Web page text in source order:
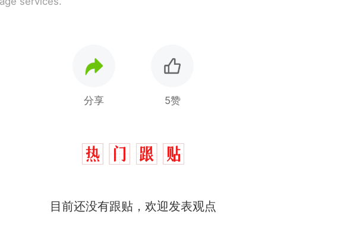
分享 5赞
目前还没有跟贴，欢迎发表观点